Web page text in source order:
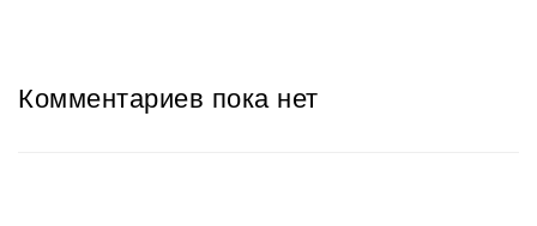
Комментариев пока нет